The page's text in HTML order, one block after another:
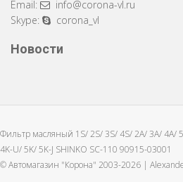
Email:
info@corona-vl.ru
Skype:
corona_vl
Новости
Фильтр масляный 1S/ 2S/ 3S/ 4S/ 2A/ 3A/ 4A/
4K-U/ 5K/ 5K-J SHINKO SC-110 90915-03001
© Автомагазин "Корона" 2003-2026 |